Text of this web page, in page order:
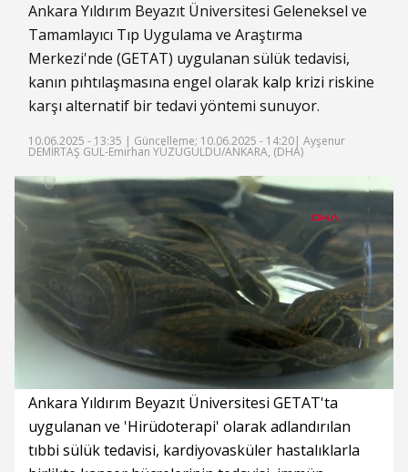
Ankara Yıldırım Beyazıt Üniversitesi Geleneksel ve
Tamamlayıcı Tıp Uygulama ve Araştırma
Merkezi'nde (GETAT) uygulanan sülük tedavisi,
kanın pıhtılaşmasına engel olarak kalp krizi riskine
karşı alternatif bir tedavi yöntemi sunuyor.
10.06.2025 - 13:35 | Güncelleme: 10.06.2025 - 14:20| Ayşenur
DEMİRTAŞ GÜL-Emirhan YÜZÜGÜLDÜ/ANKARA, (DHA)
Süre
/
Toplam
Süre Yüklendi
0%
Yükleniyor
0%
Ankara Yıldırım Beyazıt Üniversitesi GETAT'ta
uygulanan ve 'Hirüdoterapi' olarak adlandırılan
tıbbi sülük tedavisi, kardiyovasküler hastalıklarla